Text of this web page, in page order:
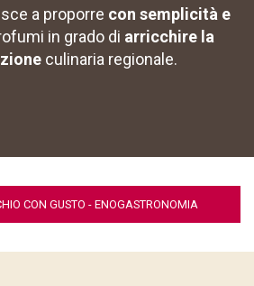
a proporre con semplicità e
in grado di arricchire la
culinaria regionale.
CON GUSTO - ENOGASTRONOMIA